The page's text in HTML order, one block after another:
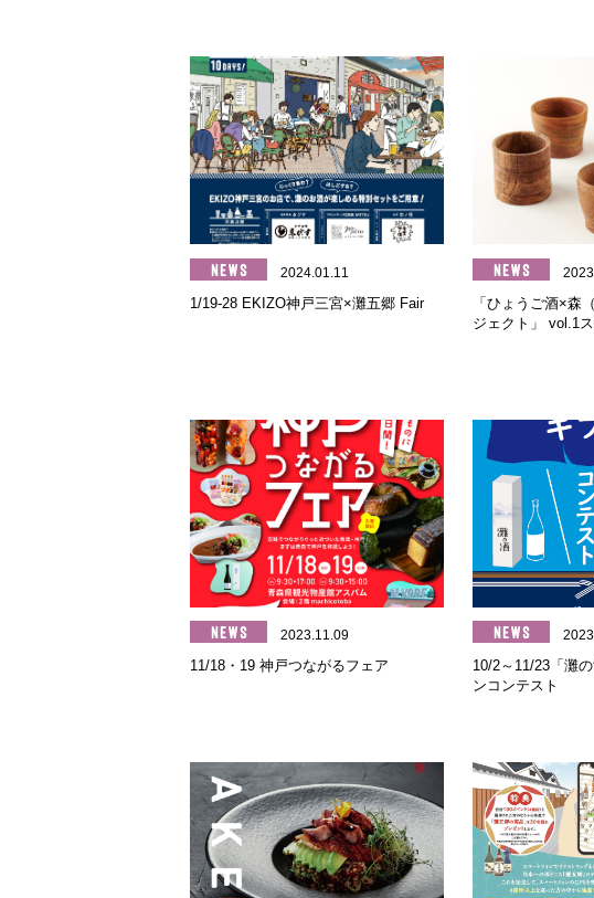
2024.01.11
1/19-28 EKIZO神戸三宮×灘五郷 Fair
「ひょうご酒×森
ジェクト」 vol.1ス
2023.11.09
11/18・19 神戸つながるフェア
10/2～11/23「灘
ンコンテスト